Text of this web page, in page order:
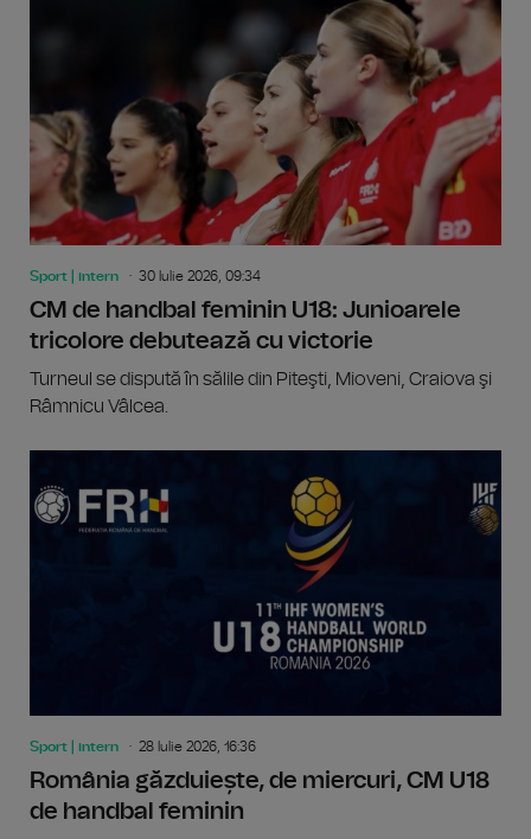
Sport | intern 30 Iulie 2026, 09:34
CM de handbal feminin U18: Junioarele
tricolore debutează cu victorie
Turneul se dispută în sălile din Piteşti, Mioveni, Craiova şi
Râmnicu Vâlcea.
Sport | intern 28 Iulie 2026, 16:36
România găzduiește, de miercuri, CM U18
de handbal feminin